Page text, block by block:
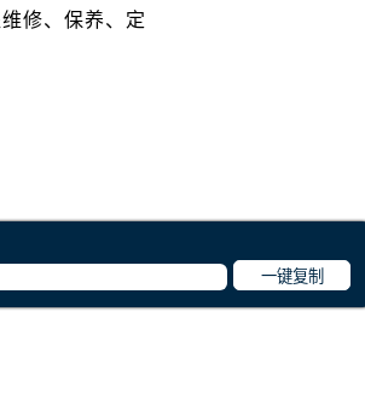
）
）
）
）
心（需提前预约）
浪琴售后服务中心（需提前预约）
一键复制